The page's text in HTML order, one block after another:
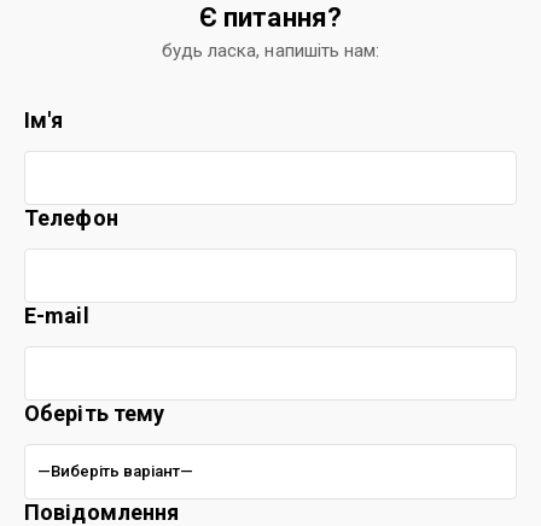
Є питання?
будь ласка, напишіть нам:
Ім'я
Телефон
E-mail
Оберіть тему
Повідомлення